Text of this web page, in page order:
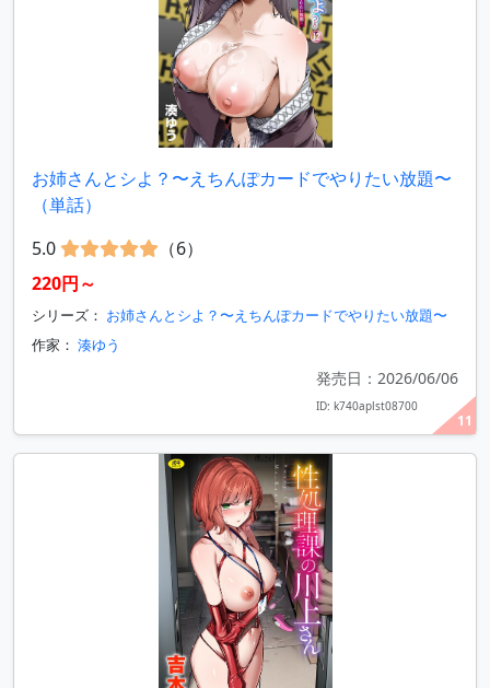
11
お姉さんとシよ？〜えちんぽカードでやりたい放題〜
（単話）
5.0
（6）
220円～
シリーズ： お姉さんとシよ？〜えちんぽカードでやりたい放題〜
作家： 湊ゆう
発売日：2026/06/06
ID: k740aplst08700